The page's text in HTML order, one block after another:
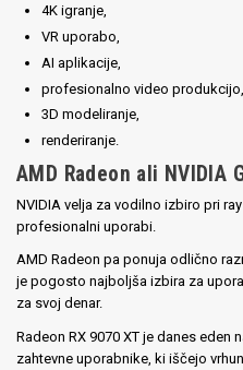
4K igranje,
VR uporabo,
AI aplikacije,
profesionalno video produkcijo,
3D modeliranje,
renderiranje.
AMD Radeon ali NVIDIA
NVIDIA velja za vodilno izbiro pri
profesionalni uporabi.
AMD Radeon pa ponuja odlično
je pogosto najboljša izbira za
za svoj denar.
Radeon RX 9070 XT je danes eden
zahtevne uporabnike, ki iščejo